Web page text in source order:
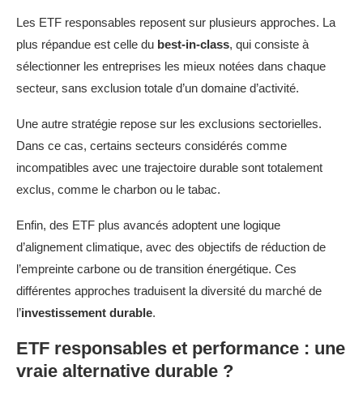
Les ETF responsables reposent sur plusieurs approches. La
plus répandue est celle du best-in-class, qui consiste à
sélectionner les entreprises les mieux notées dans chaque
secteur, sans exclusion totale d’un domaine d’activité.
Une autre stratégie repose sur les exclusions sectorielles.
Dans ce cas, certains secteurs considérés comme
incompatibles avec une trajectoire durable sont totalement
exclus, comme le charbon ou le tabac.
Enfin, des ETF plus avancés adoptent une logique
d’alignement climatique, avec des objectifs de réduction de
l’empreinte carbone ou de transition énergétique. Ces
différentes approches traduisent la diversité du marché de
l’investissement durable.
ETF responsables et performance : une
vraie alternative durable ?